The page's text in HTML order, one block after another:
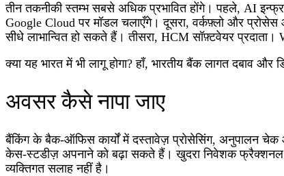
तीन तकनीकी स्तम्भ सबसे अधिक प्रभावित होंगे। पहले, AI
Google Cloud पर मॉडल चलाएँगे। दूसरा, वर्कफ़्लो और प्रोसेस
सीधे लाभान्वित हो सकते हैं। तीसरा, HCM सॉफ़्टवेयर
क्या यह भारत में भी लागू होगा? हाँ, भारतीय बैंक लागत दबाव
अवसर कैसे नापा जाए
बैंकिंग के बैक-ऑफिस कार्यों में दस्तावेज़ प्रोसेसिंग, अनुपालन
केस-स्टडीज़ अपनाने को बढ़ा सकते हैं। खुदरा निवेशक फ्रैक्शनल
व्यक्तिगत सलाह नहीं है।